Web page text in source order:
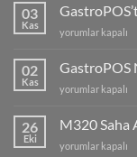
Menü
için
03
Kas
GastroPOS’ta
Servis
için
yorumlar kapalı
02
Kas
GastroPOS
GastroPOS
Ne
Yarar?
yorumlar kapalı
26
Eki
M320 Saha
M320
yorumlar kapalı